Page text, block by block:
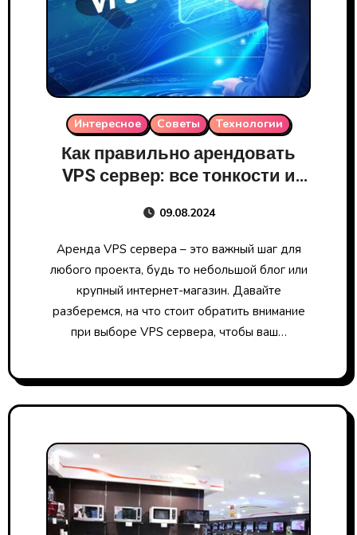
Интересное Советы Технологии
Как правильно арендовать
VPS сервер: все тонкости и
09.08.2024
Аренда VPS сервера – это важный шаг для
любого проекта, будь то небольшой блог или
крупный интернет-магазин. Давайте
разберемся, на что стоит обратить внимание
при выборе VPS сервера, чтобы ваш…